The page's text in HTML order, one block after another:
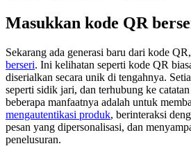
Masukkan kode QR
Sekarang ada generasi baru dari kode
berseri. Ini kelihatan seperti kode QR
diserialkan secara unik di tengahnya.
seperti sidik jari, dan terhubung ke
beberapa manfaatnya adalah untuk
mengautentikasi produk, berinteraksi
pesan yang dipersonalisasi, dan
penelusuran.